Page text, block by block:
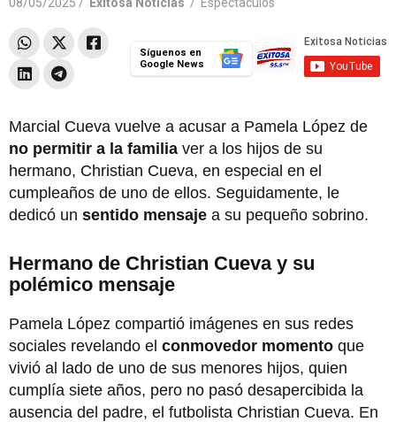
Síguenos en
Google News
Marcial Cueva vuelve a acusar a Pamela López de
no permitir a la familia ver a los hijos de su
hermano, Christian Cueva, en especial en el
cumpleaños de uno de ellos. Seguidamente, le
dedicó un sentido mensaje a su pequeño sobrino.
Hermano de Christian Cueva y su
polémico mensaje
Pamela López compartió imágenes en sus redes
sociales revelando el conmovedor momento que
vivió al lado de uno de sus menores hijos, quien
cumplía siete años, pero no pasó desapercibida la
ausencia del padre, el futbolista Christian Cueva. En